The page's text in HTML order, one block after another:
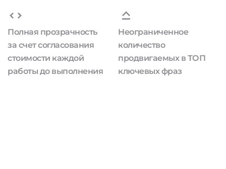
Полная прозрачность
за счет согласования
стоимости каждой
работы до выполнения
Неограниченное
количество
продвигаемых в ТОП
ключевых фраз